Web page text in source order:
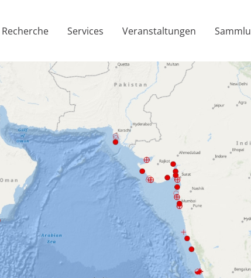
Recherche Services Veranstaltungen